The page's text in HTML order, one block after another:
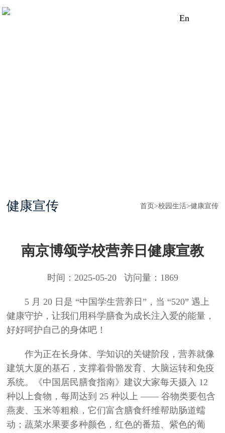
En
首页>校园生活>健康宣传
健康宣传
南京博颂学校营养日健康宣教
时间：2025-05-20 访问量：1869
5 月 20 日是 “中国学生营养日”，当 “520” 遇上
健康守护，让我们用科学膳食为成长注入爱的能量，
好好呵护自己的身体吧！
作为正在长身体、学知识的关键阶段，营养就像
建筑大厦的基石，支撑着骨骼发育、大脑运转和免疫
系统。《中国居民膳食指南》建议大家每天摄入 12
种以上食物，每周达到 25 种以上 —— 谷物类要包含
燕麦、玉米等粗粮，它们富含膳食纤维帮助肠道蠕
动；蔬菜水果要多种颜色，红色的番茄、紫色的葡